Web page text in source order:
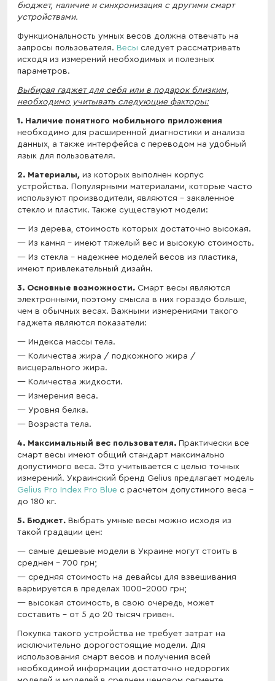
бюджет, наличие и синхронизация с другими смарт
устройствами.
Функциональность умных весов должна отвечать на
запросы пользователя. Весы следует рассматривать
исходя из измерений необходимых и полезных
параметров.
Выбирая гаджет для себя или в подарок близким,
необходимо учитывать следующие факторы:
1. Наличие понятного мобильного приложения
необходимо для расширенной диагностики и анализа
данных, а также интерфейса с переводом на удобный
язык для пользователя.
2. Материалы, из которых выполнен корпус
устройства. Популярными материалами, которые часто
используют производители, являются – закаленное
стекло и пластик. Также существуют модели:
Из дерева, стоимость которых достаточно высокая.
Из камня – имеют тяжелый вес и высокую стоимость.
Из стекла – надежнее моделей весов из пластика,
имеют привлекательный дизайн.
3. Основные возможности. Смарт весы являются
электронными, поэтому смысла в них гораздо больше,
чем в обычных весах. Важными измерениями такого
гаджета являются показатели:
Индекса массы тела.
Количества жира / подкожного жира /
висцерального жира.
Количества жидкости.
Измерения веса.
Уровня белка.
Возраста тела.
4. Максимальный вес пользователя. Практически все
смарт весы имеют общий стандарт максимально
допустимого веса. Это учитывается с целью точных
измерений. Украинский бренд Gelius предлагает модель
Gelius Pro Index Pro Blue с расчетом допустимого веса –
до 180 кг.
5. Бюджет. Выбрать умные весы можно исходя из
такой градации цен:
самые дешевые модели в Украине могут стоить в
среднем - 700 грн;
средняя стоимость на девайсы для взвешивания
варьируется в пределах 1000-2000 грн;
высокая стоимость, в свою очередь, может
составить – от 5 до 20 тысяч гривен.
Покупка такого устройства не требует затрат на
исключительно дорогостоящие модели. Для
использования смарт весов и получения всей
необходимой информации достаточно недорогих